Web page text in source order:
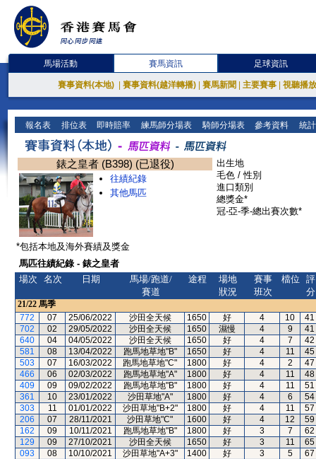
馬場活動 賽馬資訊 足球資訊
賽事資料(本地) 賽事資料(越洋轉播) 賽馬新聞 主要賽事 視聽播
報名表 排位表 即時賠率 練馬師分場表 騎師分場表 參考資料 統
錶之皇者 (B398) (已退役)
往績紀錄
其他馬匹
出生地
毛色 / 性別
進口類別
總獎金*
冠-亞-季-總出賽次數*
*包括本地及海外賽績及獎金
馬匹往績紀錄 - 錶之皇者
場次
名次 日期
馬場/跑道/
賽道
途程
場地
狀況
賽事
班次
檔位
評
分
21/22 馬季
772
07 25/06/2022 沙田全天候 1650 好 4 10
41
702
02 29/05/2022 沙田全天候 1650 濕慢 4 9
41
640
04 04/05/2022 沙田全天候 1650 好 4 7
42
581
08 13/04/2022 跑馬地草地"B" 1650 好 4 11
45
503
07 16/03/2022 跑馬地草地"C" 1800 好 4 2
47
466
06 02/03/2022 跑馬地草地"A" 1800 好 4 11
48
409
09 09/02/2022 跑馬地草地"B" 1800 好 4 11
51
361
10 23/01/2022 沙田草地"A" 1800 好 4 6
54
303
11 01/01/2022 沙田草地"B+2" 1800 好 4 11
57
206
07 28/11/2021 沙田草地"C" 1600 好 4 12
59
162
09 10/11/2021 跑馬地草地"B" 1800 好 3 7
62
129
09 27/10/2021 沙田全天候 1650 好 3 11
65
093
08 10/10/2021 沙田草地"A+3" 1400 好 3 5
67